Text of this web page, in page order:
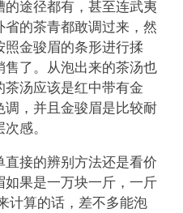
途径都有，甚至连武夷
的茶青都敢调过来，然
照金骏眉的条形进行揉
了。从泡出来的茶汤也
汤应该是红中带有金
，并且金骏眉是比较耐
感。
接的辨别方法还是看价
果是一万块一斤，一斤
计算的话，差不多能泡